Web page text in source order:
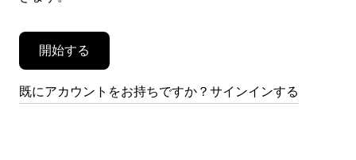
す。
開始する
既にアカウントをお持ちですか？サインインする